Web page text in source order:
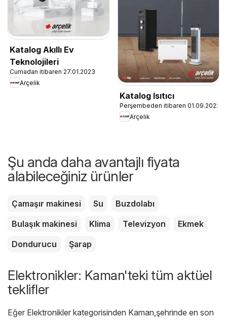
Katalog Akıllı Ev
Teknolojileri
Cumadan itibaren 27.01.2023
Arçelik
Katalog Isıtıcı
Perşembeden itibaren 01.09.2022
Arçelik
Şu anda daha avantajlı fiyata
alabileceğiniz ürünler
Çamaşır makinesi Su
Buzdolabı
Bulaşık makinesi
Klima Televizyon
Ekmek
Dondurucu
Şarap
Elektronikler: Kaman'teki tüm aktüel
teklifler
Eğer Elektronikler kategorisinden Kaman,şehrinde en son